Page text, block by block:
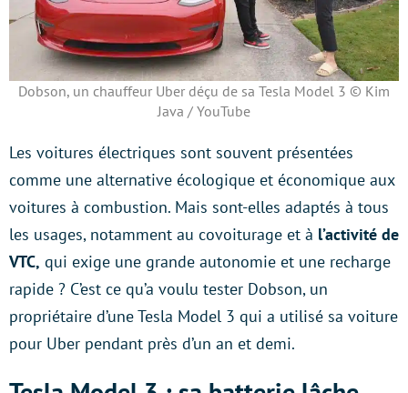
Dobson, un chauffeur Uber déçu de sa Tesla Model 3 © Kim
Java / YouTube
Les voitures électriques sont souvent présentées
comme une alternative écologique et économique aux
voitures à combustion. Mais sont-elles adaptés à tous
les usages, notamment au covoiturage et à l’activité de
VTC, qui exige une grande autonomie et une recharge
rapide ? C’est ce qu’a voulu tester Dobson, un
propriétaire d’une Tesla Model 3 qui a utilisé sa voiture
pour Uber pendant près d’un an et demi.